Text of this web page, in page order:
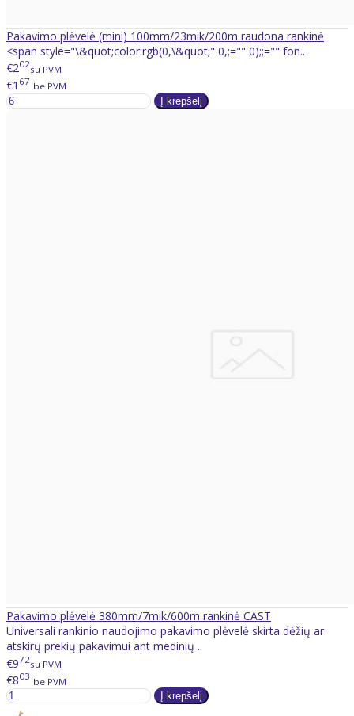
Pakavimo plėvelė (mini) 100mm/23mik/200m raudona rankinė
<span style="\&quot;color:rgb(0,\&quot;" 0,;="" 0);;="" fon..
€202su PVM
€1 67 be PVM
Pakavimo plėvelė 380mm/7mik/600m rankinė CAST
Universali rankinio naudojimo pakavimo plėvelė skirta dėžių ar
atskirų prekių pakavimui ant medinių ..
€972su PVM
€803 be PVM